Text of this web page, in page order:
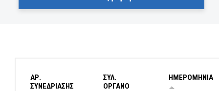
ΑΡ.
ΣΥΝΕΔΡΙΑΣΗΣ
ΣΥΛ.
ΟΡΓΑΝΟ
ΗΜΕΡΟΜΗΝΙΑ